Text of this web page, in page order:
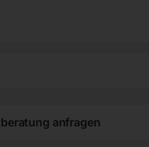
anfragen